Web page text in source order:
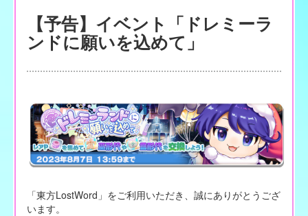
【予告】イベント「ドレミーラ
ンドに願いを込めて」
「東方LostWord」をご利用いただき、誠にありがとうござ
います。